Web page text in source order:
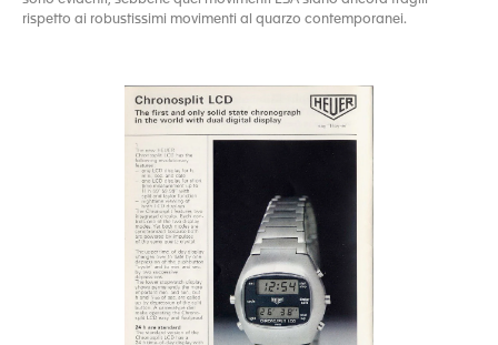
rispetto ai robustissimi movimenti al quarzo contemporanei.